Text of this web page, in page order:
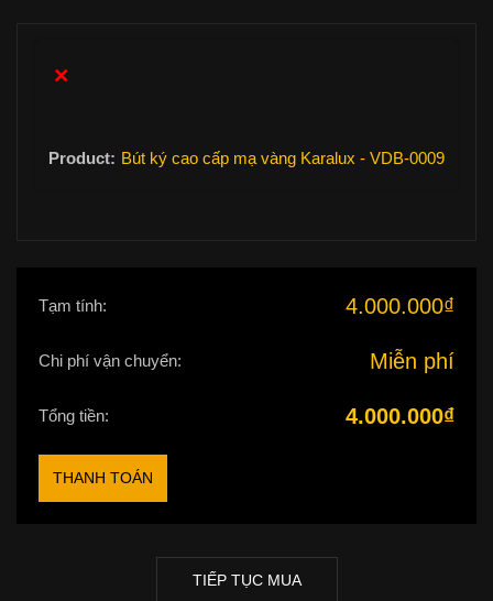
×
Bút ký cao cấp mạ vàng Karalux - VDB-0009
Tạm tính: 4.000.000₫
Chi phí vận chuyển: Miễn phí
Tổng tiền: 4.000.000₫
THANH TOÁN
TIẾP TỤC MUA